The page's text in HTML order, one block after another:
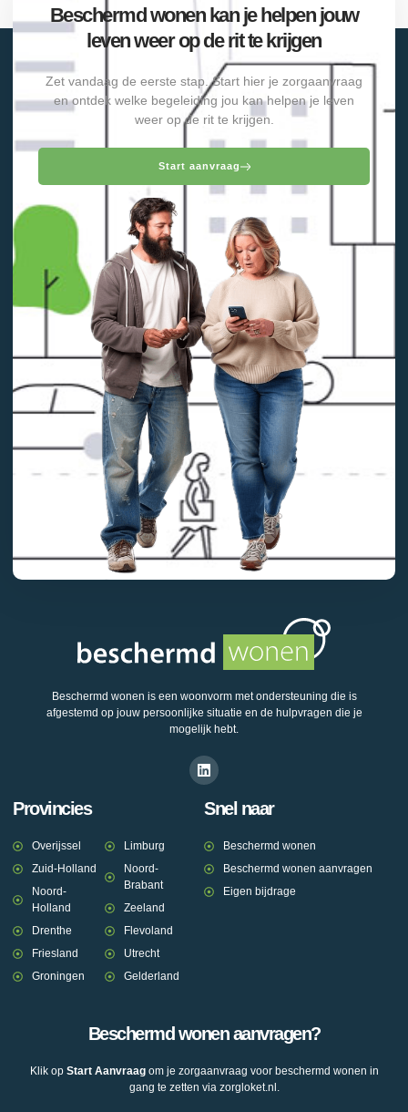
Beschermd wonen kan je helpen jouw
leven weer op de rit te krijgen
Zet vandaag de eerste stap. Start hier je zorgaanvraag
en ontdek welke begeleiding jou kan helpen je leven
weer op de rit te krijgen.
Start aanvraag
Beschermd wonen is een woonvorm met ondersteuning die is
afgestemd op jouw persoonlijke situatie en de hulpvragen die je
mogelijk hebt.
Provincies
Overijssel
Zuid-Holland
Noord-
Holland
Drenthe
Friesland
Groningen
Limburg
Noord-
Brabant
Zeeland
Flevoland
Utrecht
Gelderland
Snel naar
Beschermd wonen
Beschermd wonen aanvragen
Eigen bijdrage
Beschermd wonen aanvragen?
Klik op Start Aanvraagom je zorgaanvraag voor beschermd wonen in
gang te zetten via zorgloket.nl.